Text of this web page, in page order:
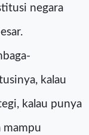
negara
kalau
kalau punya
mampu